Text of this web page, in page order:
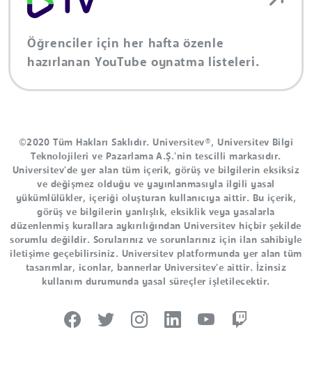
Öğrenciler için her hafta özenle
hazırlanan YouTube oynatma listeleri.
©2020 Tüm Hakları Saklıdır. Universitev®, Universitev Bilgi
Teknolojileri ve Pazarlama A.Ş.'nin tescilli markasıdır.
Universitev'de yer alan tüm içerik, görüş ve bilgilerin eksiksiz
ve değişmez olduğu ve yayınlanmasıyla ilgili yasal
yükümlülükler, içeriği oluşturan kullanıcıya aittir. Bu içerik,
görüş ve bilgilerin yanlışlık, eksiklik veya yasalarla
düzenlenmiş kurallara aykırılığından Universitev hiçbir şekilde
sorumlu değildir. Sorularınız ve sorunlarınız için ilan sahibiyle
iletişime geçebilirsiniz. Universitev platformunda yer alan tüm
tasarımlar, iconlar, bannerlar Universitev'e aittir. İzinsiz
kullanım durumunda yasal süreçler işletilecektir.